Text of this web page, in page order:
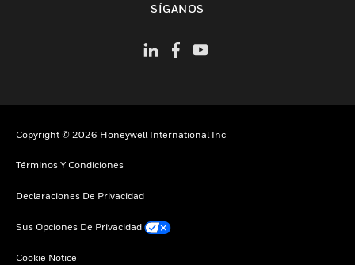
SÍGANOS
Copyright © 2026 Honeywell International Inc
Términos Y Condiciones
Declaraciones De Privacidad
Sus Opciones De Privacidad
Cookie Notice